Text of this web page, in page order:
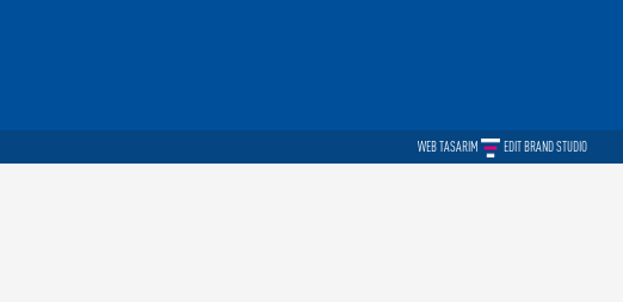
WEB TASARIM EDIT BRAND STUDIO